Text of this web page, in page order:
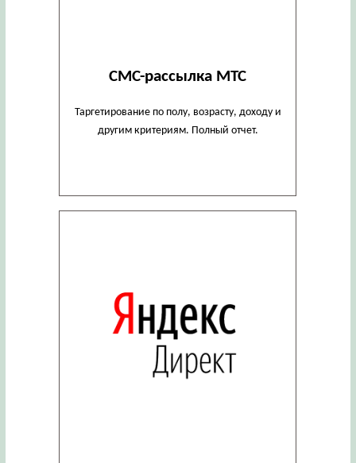
СМС-рассылка МТС
Таргетирование по полу, возрасту, доходу и
другим критериям. Полный отчет.